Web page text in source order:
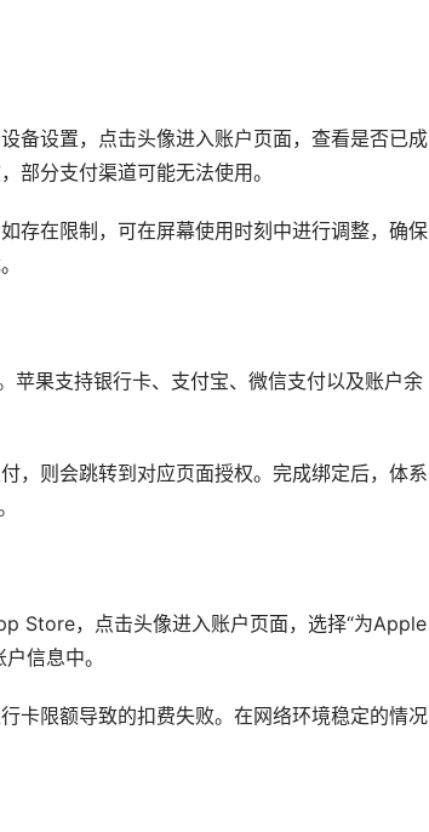
备设置，点击头像进入账户页面，查看是否已成
部分支付渠道可能无法使用。
存在限制，可在屏幕使用时刻中进行调整，确保
苹果支持银行卡、支付宝、微信支付以及账户余
，则会跳转到对应页面授权。完成绑定后，体系
Store，点击头像进入账户页面，选择“为Apple
信息中。
卡限额导致的扣费失败。在网络环境稳定的情况